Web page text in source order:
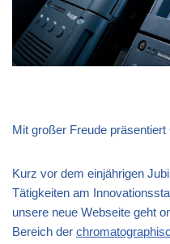
Mit großer Freude
Kurz vor dem einjährigen
Tätigkeiten am
unsere neue Webseite geht
Bereich der